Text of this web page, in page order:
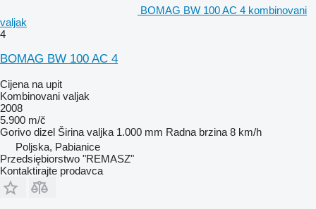
BOMAG BW 100 AC 4 kombinovani
valjak
4
BOMAG BW 100 AC 4
Cijena na upit
Kombinovani valjak
2008
5.900 m/č
Gorivo dizel Širina valjka 1.000 mm Radna brzina 8 km/h
Poljska, Pabianice
Przedsiębiorstwo "REMASZ"
Kontaktirajte prodavca